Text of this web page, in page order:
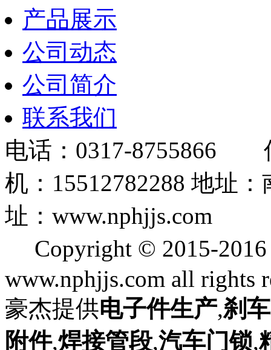
产品展示
公司动态
公司简介
联系我们
电话：0317-8755866
机：15512782288 地
址：www.nphjjs.com
Copyright © 2015-
www.nphjjs.com all rights
豪杰提供电子件生产,刹
附件,焊接管段,汽车门锁,